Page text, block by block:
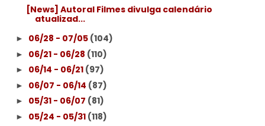
[News] Autoral Filmes divulga calendário
atualizad...
► 06/28 - 07/05 (104)
► 06/21 - 06/28 (110)
► 06/14 - 06/21 (97)
► 06/07 - 06/14 (87)
► 05/31 - 06/07 (81)
► 05/24 - 05/31 (118)